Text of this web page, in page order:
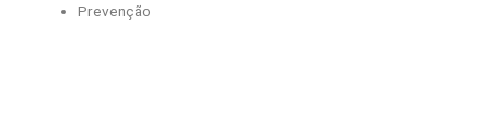
Prevenção